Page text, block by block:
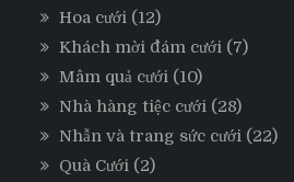
Hoa cưới (12)
Khách mời đám cưới (7)
Mâm quả cưới (10)
Nhà hàng tiệc cưới (28)
Nhẫn và trang sức cưới (22)
Quà Cưới (2)